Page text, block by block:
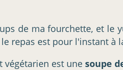
de ma fourchette, et le
repas est pour l'instant à
végétarien est une soupe